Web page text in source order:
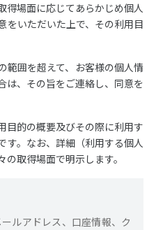
得場面に応じてあらかじめ個人
をいただいた上で、その利用目
範囲を超えて、お客様の個人情
は、その旨をご連絡し、同意を
目的の概要及びその際に利用す
す。なお、詳細（利用する個人
取得場面で明示します。
ルアドレス、口座情報、ク